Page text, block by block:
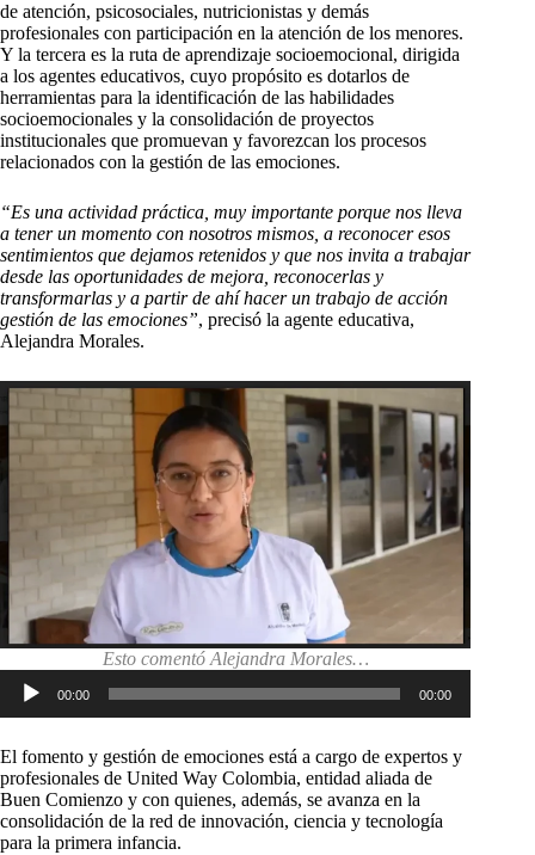
de atención, psicosociales, nutricionistas y demás
profesionales con participación en la atención de los menores.
Y la tercera es la ruta de aprendizaje socioemocional, dirigida
a los agentes educativos, cuyo propósito es dotarlos de
herramientas para la identificación de las habilidades
socioemocionales y la consolidación de proyectos
institucionales que promuevan y favorezcan los procesos
relacionados con la gestión de las emociones.
“Es una actividad práctica, muy importante porque nos lleva
a tener un momento con nosotros mismos, a reconocer esos
sentimientos que dejamos retenidos y que nos invita a trabajar
desde las oportunidades de mejora, reconocerlas y
transformarlas y a partir de ahí hacer un trabajo de acción
gestión de las emociones”, precisó la agente educativa,
Alejandra Morales.
Esto comentó Alejandra Morales…
Reproductor
audio
00:00 00:00
El fomento y gestión de emociones está a cargo de expertos y
profesionales de United Way Colombia, entidad aliada de
Buen Comienzo y con quienes, además, se avanza en la
consolidación de la red de innovación, ciencia y tecnología
para la primera infancia.